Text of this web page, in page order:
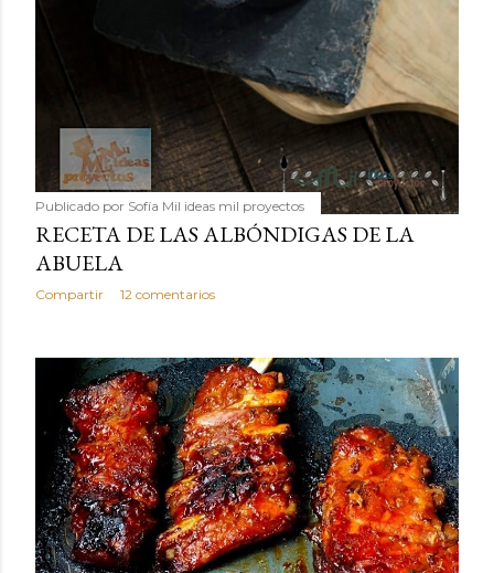
Publicado por Sofía Mil ideas mil proyectos
RECETA DE LAS ALBÓNDIGAS DE LA
ABUELA
Compartir 12 comentarios